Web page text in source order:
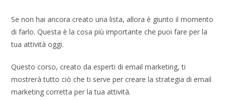
Se non hai ancora creato una lista, allora è giunto il momento
di farlo. Questa è la cosa più importante che puoi fare per la
tua attività oggi.
Questo corso, creato da esperti di email marketing, ti
mostrerà tutto ciò che ti serve per creare la strategia di email
marketing corretta per la tua attività.